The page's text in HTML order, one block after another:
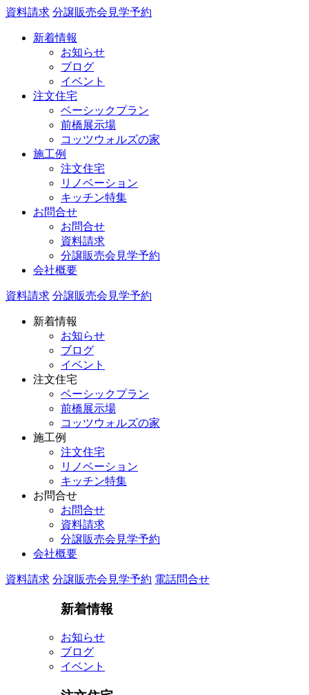
資料請求 分譲販売会見学予約
新着情報
お知らせ
ブログ
イベント
注文住宅
ベーシックプラン
前橋展示場
コッツウォルズの家
施工例
注文住宅
リノベーション
キッチン特集
お問合せ
お問合せ
資料請求
分譲販売会見学予約
会社概要
資料請求 分譲販売会見学予約
新着情報
お知らせ
ブログ
イベント
注文住宅
ベーシックプラン
前橋展示場
コッツウォルズの家
施工例
注文住宅
リノベーション
キッチン特集
お問合せ
お問合せ
資料請求
分譲販売会見学予約
会社概要
資料請求 分譲販売会見学予約 電話問合せ
新着情報
お知らせ
ブログ
イベント